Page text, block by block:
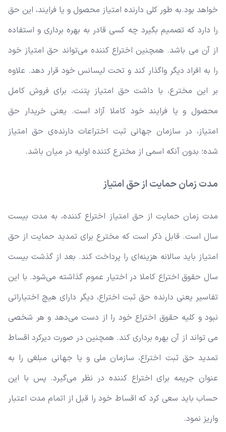
خواهد بود.به طور کلی دارنده امتیاز محصول و یا فرایند، این حق
را دارد که تصمیم بگیرد چه کسی قادر به بهره برداری و استفاده
از آن می باشد. همچنین اختراع کننده می‌تواند حق امتیاز خود
را به افراد دیگر واگذار کند و تحت لیسانس خود قرار دهد. علاوه
بر این مخترع، با داشت حق امتیاز پتنت، برای فروش کامل
محصول و یا فرایند خود کاملا آزاد است. یعنی خریدار حق
امتیاز، در سازمان جهانی ثبت اختراعات دارنده‌ی حق امتیاز
شده؛ بدون آنکه اسمی از مخترع کننده اولیه در میان باشد.
مدت زمان حمایت از حق امتیاز
مدت زمان حمایت از حق امتیاز اختراع کننده، به مدت بیست
سال است. قابل ذکر است که مخترع برای تمدید حمایت از حق
امتیاز باید سالانه هزینه‌ای را پرداخت کند. بعد از گذشت بیست
سال حقوق اختراع کاملا در اختیار عموم گذاشته می‌شود. با این
تفاسیر یعنی دارنده حق ثبت اختراع، دیگر دارای هیچ اختیاراتی
نبود و کلیه حقوق اختراع خود را از دست می‌دهد و هر شخصی
می تواند از آن بهره برداری کند. همچنین در صورت دیرکرد اقساط
تمدید حق ثبت اختراع، سازمان ملی و یا جهانی مبلغی را به
عنوان جریمه برای اختراع کننده در نظر می‌گیرد. پس با این
حساب باید سعی کرد که اقساط خود را قبل از اتمام مدت اعتبار
واریز نمود.